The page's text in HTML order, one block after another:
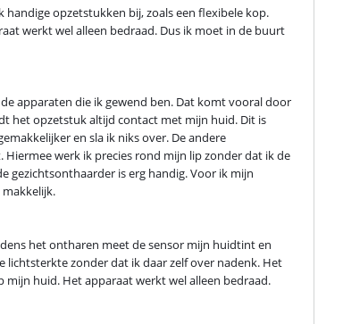
opzetstukken bij, zoals een flexibele kop.
werkt wel alleen bedraad. Dus ik moet in de buurt
apparaten die ik gewend ben. Dat komt vooral door
het opzetstuk altijd contact met mijn huid. Dit is
en sla ik niks over. De andere
werk ik precies rond mijn lip zonder dat ik de
gezichtsonthaarder is erg handig. Voor ik mijn
het ontharen meet de sensor mijn huidtint en
zonder dat ik daar zelf over nadenk. Het
huid. Het apparaat werkt wel alleen bedraad.